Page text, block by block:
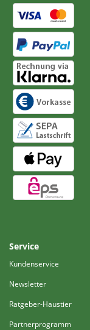
Service
Kundenservice
Newsletter
Ratgeber-Haustier
Partnerprogramm